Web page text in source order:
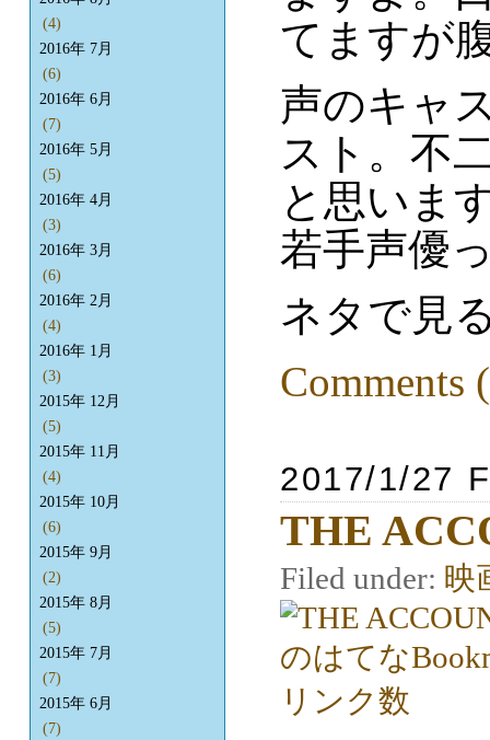
てますが
声のキャ
スト。不
と思いま
若手声優
ネタで見
Comments
2017/1/27
THE
Filed under: 映
(4)
2016年 7月
(6)
2016年 6月
(7)
2016年 5月
(5)
2016年 4月
(3)
2016年 3月
(6)
2016年 2月
(4)
2016年 1月
(3)
2015年 12月
(5)
2015年 11月
(4)
2015年 10月
(6)
2015年 9月
(2)
2015年 8月
(5)
2015年 7月
(7)
2015年 6月
(7)